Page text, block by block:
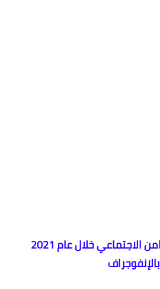
حصاد قطاع التضامن الاجتماعي خلال عام 2021
بالإنفوجراف